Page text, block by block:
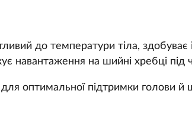
до температури тіла, здобуває
навантаження на шийні хребці під
оптимальної підтримки голови й